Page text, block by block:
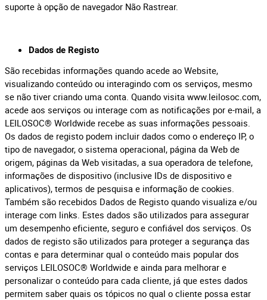
suporte à opção de navegador Não Rastrear.
Dados de Registo
São recebidas informações quando acede ao Website,
visualizando conteúdo ou interagindo com os serviços, mesmo
se não tiver criando uma conta. Quando visita www.leilosoc.com,
acede aos serviços ou interage com as notificações por e-mail, a
LEILOSOC® Worldwide recebe as suas informações pessoais.
Os dados de registo podem incluir dados como o endereço IP, o
tipo de navegador, o sistema operacional, página da Web de
origem, páginas da Web visitadas, a sua operadora de telefone,
informações de dispositivo (inclusive IDs de dispositivo e
aplicativos), termos de pesquisa e informação de cookies.
Também são recebidos Dados de Registo quando visualiza e/ou
interage com links. Estes dados são utilizados para assegurar
um desempenho eficiente, seguro e confiável dos serviços. Os
dados de registo são utilizados para proteger a segurança das
contas e para determinar qual o conteúdo mais popular dos
serviços LEILOSOC® Worldwide e ainda para melhorar e
personalizar o conteúdo para cada cliente, já que estes dados
permitem saber quais os tópicos no qual o cliente possa estar